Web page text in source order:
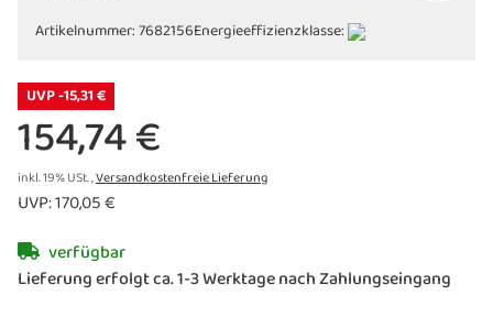
Artikelnummer:7682156Energieeffizienzklasse:
UVP -15,31 €
154,74 €
inkl. 19% USt. ,Versandkostenfreie Lieferung
UVP:170,05 €
verfügbar
Lieferung erfolgt ca. 1-3 Werktage nach Zahlungseingang